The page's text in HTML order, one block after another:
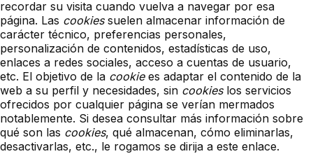
recordar su visita cuando vuelva a navegar por esa
página. Las cookiessuelen almacenar información de
carácter técnico, preferencias personales,
personalización de contenidos, estadísticas de uso,
enlaces a redes sociales, acceso a cuentas de usuario,
etc. El objetivo de la cookiees adaptar el contenido de la
web a su perfil y necesidades, sin cookieslos servicios
ofrecidos por cualquier página se verían mermados
notablemente. Si desea consultar más información sobre
qué son las cookies, qué almacenan, cómo eliminarlas,
desactivarlas, etc., le rogamos se dirija a este enlace.